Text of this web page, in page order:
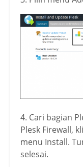
4. Cari bagian
Plesk Firewall,
menu Install.
selesai.